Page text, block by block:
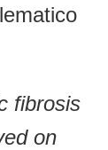
fibrosis
on